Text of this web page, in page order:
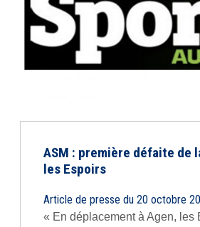
ASM : première défaite de
les Espoirs
Article de presse du 20 octobre
« En déplacement à Agen, les